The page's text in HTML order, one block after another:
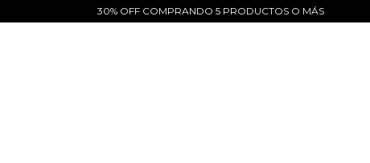
30% OFF COMPRANDO 5 PRODUCTOS O MÁS